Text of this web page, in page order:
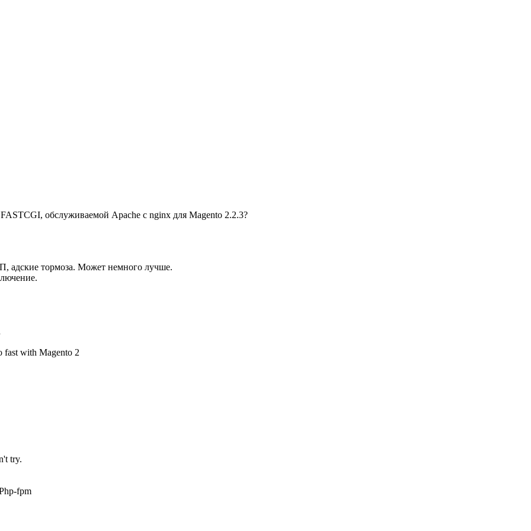
обслуживаемой Apache с nginx для Magento 2.2.3?
адские тормоза. Может немного лучше.
fast with Magento 2
try.
fpm